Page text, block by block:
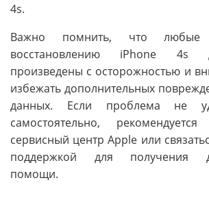
4s.
Важно помнить, что любые
восстановлению iPhone 4s
произведены с осторожностью и
избежать дополнительных
данных. Если проблема не
самостоятельно,
сервисный центр Apple или
поддержкой для получения
помощи.